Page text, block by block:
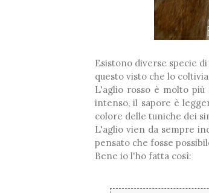
Esistono diverse specie
questo visto che lo
L'aglio rosso è molto
intenso, il sapore è
colore delle tuniche dei
L'aglio vien da sempre
pensato che fosse
Bene io l'ho fatta così: